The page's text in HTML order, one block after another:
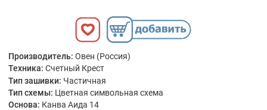
Производитель: Овен (Россия)
Техника: Счетный Крест
Тип зашивки: Частичная
Тип схемы: Цветная символьная схема
Основа: Канва Аида 14